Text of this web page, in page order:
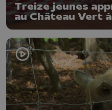
Treize jeunes
au Château Vert
solidaire